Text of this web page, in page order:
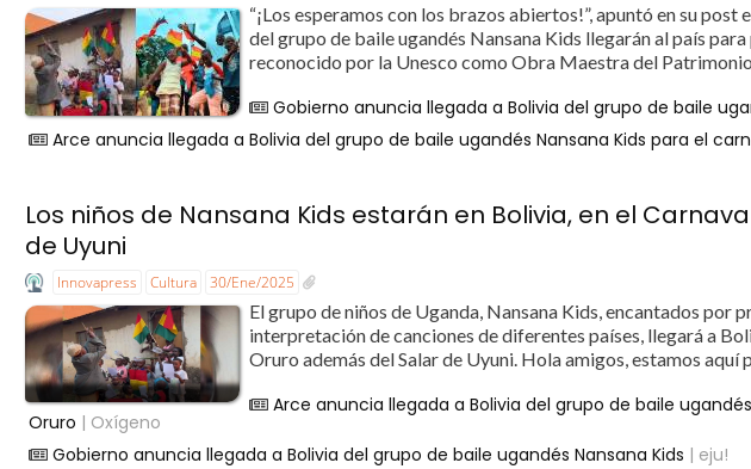
“¡Los esperamos con los brazos abiertos!”, apuntó en su post
del grupo de baile ugandés Nansana Kids llegarán al país
reconocido por la Unesco como Obra Maestra del
Gobierno anuncia llegada a Bolivia del grupo de baile
Arce anuncia llegada a Bolivia del grupo de baile ugandés Nansana Kids para el
Los niños de Nansana Kids estarán en Bolivia, en el
de Uyuni
Innovapress Cultura 30/Ene/2025
El grupo de niños de Uganda, Nansana Kids, encantados por
interpretación de canciones de diferentes países, llegará a
Oruro además del Salar de Uyuni. Hola amigos, estamos aquí
Arce anuncia llegada a Bolivia del grupo de baile
Oruro | Oxígeno
Gobierno anuncia llegada a Bolivia del grupo de baile ugandés Nansana Kids | eju!